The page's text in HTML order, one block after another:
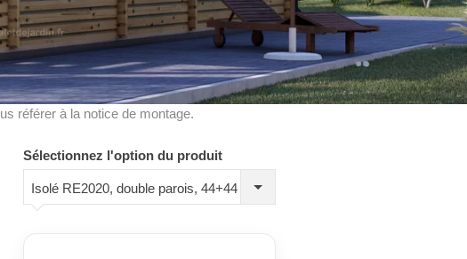
référer à la notice de montage.
Sélectionnez l'option du produit
Isolé RE2020, double parois, 44+44 mm